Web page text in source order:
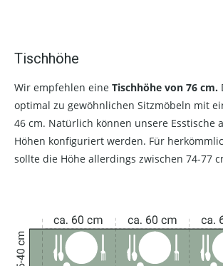
Tischhöhe
Wir empfehlen eine Tischhöhe von 76 cm.
optimal zu gewöhnlichen Sitzmöbeln mit
46 cm. Natürlich können unsere Esstische
Höhen konfiguriert werden. Für
sollte die Höhe allerdings zwischen 74-77